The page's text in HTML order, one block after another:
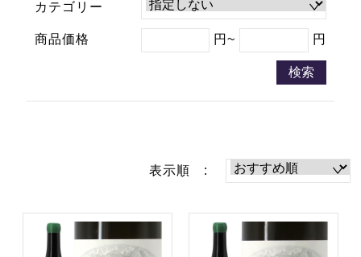
カテゴリー
商品価格 円~ 円
検索
表示順 :